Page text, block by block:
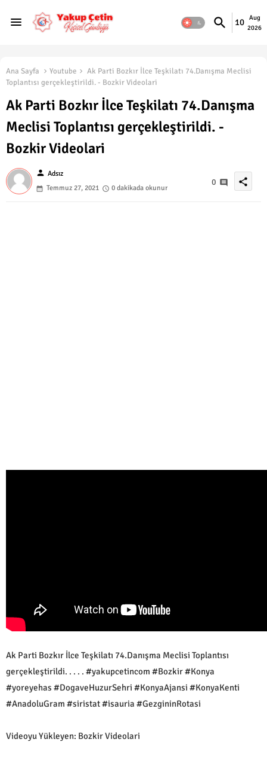
10
Aug
2026
Ana Sayfa Youtube
Ak Parti Bozkır İlce Teşkilatı 74.Danışma Meclisi
Toplantısı gerçekleştirildi. - Bozkir Videolari
Ak Parti Bozkır İlce Teşkilatı 74.Danışma
Meclisi Toplantısı gerçekleştirildi. -
Bozkir Videolari
person Adsız
Temmuz 27, 2021
0 dakikada okunur
0 share
Ak Parti Bozkır İlce Teşkilatı 74.Danışma Meclisi Toplantısı
gerçekleştirildi. . . . . #yakupcetincom #Bozkir #Konya
#yoreyehas #DogaveHuzurSehri #KonyaAjansi #KonyaKenti
#AnadoluGram #siristat #isauria #GezgininRotasi
Videoyu Yükleyen: Bozkir Videolari